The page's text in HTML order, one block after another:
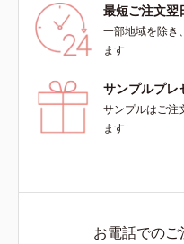
最短ご注文翌
一部地域を除き
ます
サンプルプレ
サンプルはご注
ます
お電話での